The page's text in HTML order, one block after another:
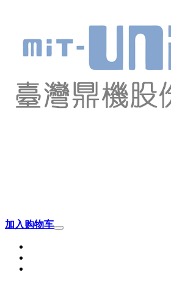
加入购物车